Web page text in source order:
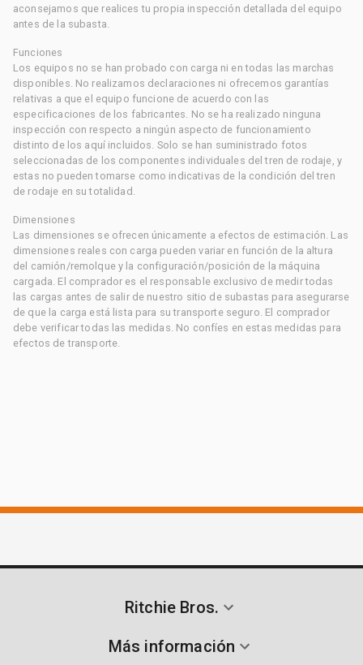
aconsejamos que realices tu propia inspección detallada del equipo
antes de la subasta.
Funciones
Los equipos no se han probado con carga ni en todas las marchas
disponibles. No realizamos declaraciones ni ofrecemos garantías
relativas a que el equipo funcione de acuerdo con las
especificaciones de los fabricantes. No se ha realizado ninguna
inspección con respecto a ningún aspecto de funcionamiento
distinto de los aquí incluidos. Solo se han suministrado fotos
seleccionadas de los componentes individuales del tren de rodaje, y
estas no pueden tomarse como indicativas de la condición del tren
de rodaje en su totalidad.
Dimensiones
Las dimensiones se ofrecen únicamente a efectos de estimación. Las
dimensiones reales con carga pueden variar en función de la altura
del camión/remolque y la configuración/posición de la máquina
cargada. El comprador es el responsable exclusivo de medir todas
las cargas antes de salir de nuestro sitio de subastas para asegurarse
de que la carga está lista para su transporte seguro. El comprador
debe verificar todas las medidas. No confíes en estas medidas para
efectos de transporte.
Ritchie Bros.
Más información